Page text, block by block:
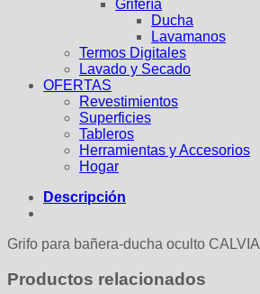
Grifería
Ducha
Lavamanos
Termos Digitales
Lavado y Secado
OFERTAS
Revestimientos
Superficies
Tableros
Herramientas y Accesorios
Hogar
Descripción
Grifo para bañera-ducha oculto CALVIA
Productos relacionados